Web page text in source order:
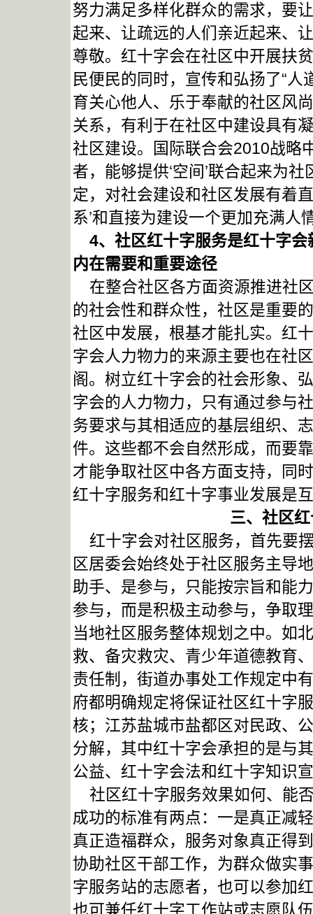
努力满足多样化群众的需求，要
起来、让疏远的人们亲近起来、
尊敬。红十字会在社区中开展扶
民便民的同时，宣传和弘扬了“
育关心他人、乐于奉献的社区风
关系，有利于在社区中建设具有
社区建设。国际联合会2010战略
者，能够提供‘空间’联合起来为
定，对社会建设和社区发展有着
系’和直接为建设一个更加充满人
4、社区红十字服务是红十字
内在需要和重要途径
在整合社区各方面资源推进社
的社会性和群众性，社区是重要
社区中发展，根基才能扎实。红
字会人力物力的来源主要也在社
阁。树立红十字会的社会形象、
字会的人力物力，只有通过参与
务要求与其相适应的基层组织、
件。这些都不会自然形成，而要
才能争取社区中各方面支持，同
红十字服务和红十字事业发展是
三、社区
红十字会对社区服务，首先要
区居委会始终处于社区服务主导
助手、是参与，只能按宗旨和能
参与，而是积极主动参与，争取
当地社区服务整体规划之中。如
救、备灾救灾、青少年道德教育
责任制，街道办事处工作规定中
府都明确规定将保证社区红十字
核；江苏盐城市盐都区对民政、
分解，其中红十字会承担的是与
公益、红十字会法和红十字知识
社区红十字服务效果如何、能
成功的标准有两点：一是真正减
真正造福群众，服务对象真正得
协助社区干部工作，为群众做实
字服务站的志愿者，也可以参加
也可兼任红十字工作站或志愿队